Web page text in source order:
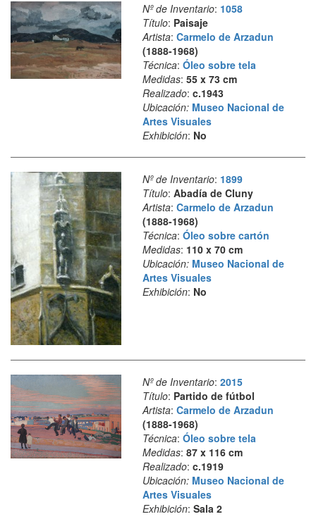
Nº de Inventario: 1058
Título: Paisaje
Artista: Carmelo de Arzadun
(1888-1968)
Técnica: Óleo sobre tela
Medidas: 55 x 73 cm
Realizado: c.1943
Ubicación: Museo Nacional de
Artes Visuales
Exhibición: No
Nº de Inventario: 1899
Título: Abadía de Cluny
Artista: Carmelo de Arzadun
(1888-1968)
Técnica: Óleo sobre cartón
Medidas: 110 x 70 cm
Ubicación: Museo Nacional de
Artes Visuales
Exhibición: No
Nº de Inventario: 2015
Título: Partido de fútbol
Artista: Carmelo de Arzadun
(1888-1968)
Técnica: Óleo sobre tela
Medidas: 87 x 116 cm
Realizado: c.1919
Ubicación: Museo Nacional de
Artes Visuales
Exhibición: Sala 2